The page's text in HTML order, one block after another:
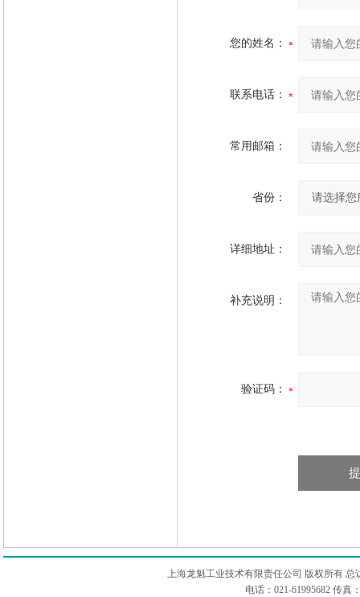
您的姓名：
联系电话：
常用邮箱：
省份：
详细地址：
补充说明：
验证码：
上海龙魁工业技术有限责任公司 版权所有 总
电话：021-61995682 传真